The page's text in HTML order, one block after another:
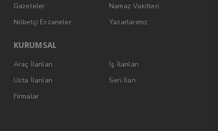
Gazeteler
Namaz Vakitleri
Nöbetçi Eczaneler
Yazarlarımız
KURUMSAL
Araç İlanları
İş İlanları
Usta İlanları
Seri İlan
Firmalar